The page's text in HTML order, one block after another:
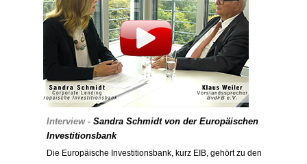
Interview - Sandra Schmidt von der Europäischen
Investitionsbank
Die Europäische Investitionsbank, kurz EIB, gehört zu den